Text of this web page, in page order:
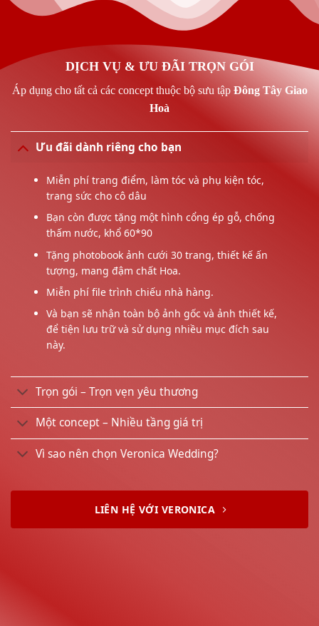
DỊCH VỤ & ƯU ĐÃI TRỌN GÓI
Áp dụng cho tất cả các concept thuộc bộ sưu tập Đông Tây Giao
Hoà
Ưu đãi dành riêng cho bạn
Miễn phí trang điểm, làm tóc và phụ kiện tóc,
trang sức cho cô dâu
Bạn còn được tặng một hình cổng ép gỗ, chống
thấm nước, khổ 60*90
Tặng photobook ảnh cưới 30 trang, thiết kế ấn
tượng, mang đậm chất Hoa.
Miễn phí file trình chiếu nhà hàng.
Và bạn sẽ nhận toàn bộ ảnh gốc và ảnh thiết kế,
để tiện lưu trữ và sử dụng nhiều mục đích sau
này.
Trọn gói – Trọn vẹn yêu thương
Một concept – Nhiều tầng giá trị
Vì sao nên chọn Veronica Wedding?
LIÊN HỆ VỚI VERONICA